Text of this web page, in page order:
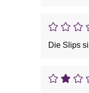
Die Slips